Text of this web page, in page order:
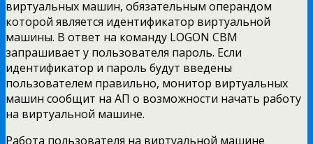
виртуальных машин, обязательным операндом
которой является идентификатор виртуальной
машины. В ответ на команду LOGON СВМ
запрашивает у пользователя пароль. Если
идентификатор и пароль будут введены
пользователем правильно, монитор виртуальных
машин сообщит на АП о возможности начать работу
на виртуальной машине.
Работа пользователя на виртуальной машине